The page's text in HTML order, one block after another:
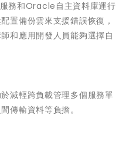
務和Oracle自主資料庫運行
置備份雲來支援錯誤恢復，
和應用開發人員能夠選擇自
減輕跨負載管理多個服務單
傳輸資料等負擔。